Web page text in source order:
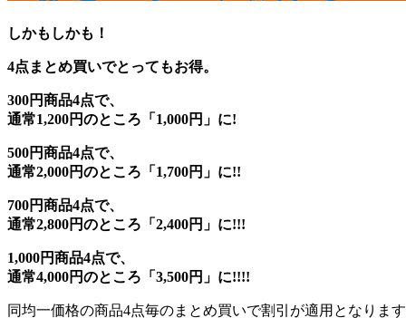
しかもしかも！
4点まとめ買いでとってもお得。
300円商品4点で、
通常1,200円のところ「1,000円」に!
500円商品4点で、
通常2,000円のところ「1,700円」に!!
700円商品4点で、
通常2,800円のところ「2,400円」に!!!
1,000円商品4点で、
通常4,000円のところ「3,500円」に!!!!
同均一価格の商品4点毎のまとめ買いで割引が適用となりま